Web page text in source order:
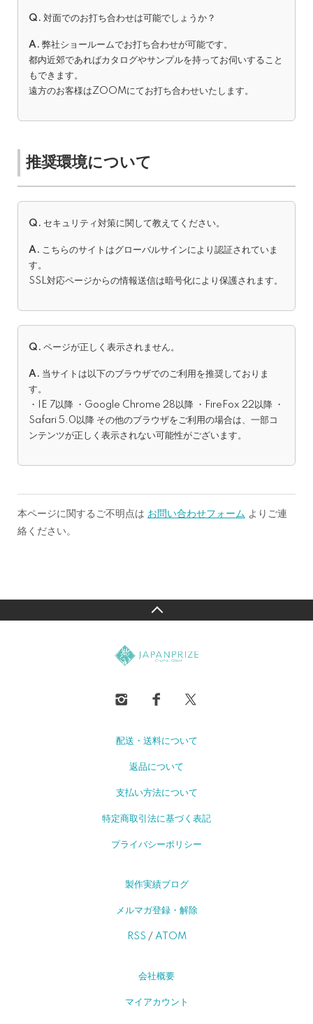
Q. 対面でのお打ち合わせは可能でしょうか？
A. 弊社ショールームでお打ち合わせが可能です。
都内近郊であればカタログやサンプルを持ってお伺いすること
もできます。
遠方のお客様はZOOMにてお打ち合わせいたします。
推奨環境について
Q. セキュリティ対策に関して教えてください。
A. こちらのサイトはグローバルサインにより認証されていま
す。
SSL対応ページからの情報送信は暗号化により保護されます。
Q. ページが正しく表示されません。
A. 当サイトは以下のブラウザでのご利用を推奨しておりま
す。
・IE 7以降 ・Google Chrome 28以降 ・FireFox 22以降 ・
Safari 5.0以降 その他のブラウザをご利用の場合は、一部コ
ンテンツが正しく表示されない可能性がございます。
本ページに関するご不明点は お問い合わせフォーム よりご連
絡ください。
配送・送料について
返品について
支払い方法について
特定商取引法に基づく表記
プライバシーポリシー
製作実績ブログ
メルマガ登録・解除
RSS / ATOM
会社概要
マイアカウント